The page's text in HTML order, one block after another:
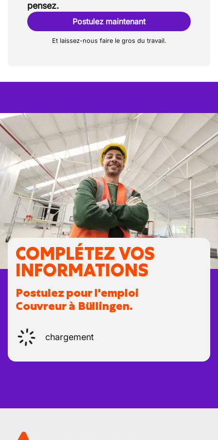
pensez.
Postulez maintenant
Et laissez-nous faire le gros du travail.
COMPLÉTEZ VOS
INFORMATIONS
Postulez pour l'emploi
Couvreur à Büllingen.
chargement